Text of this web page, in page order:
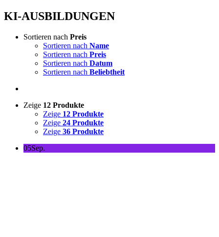
KI-AUSBILDUNGEN
Sortieren nach Preis
Sortieren nach Name
Sortieren nach Preis
Sortieren nach Datum
Sortieren nach Beliebtheit
Zeige 12 Produkte
Zeige 12 Produkte
Zeige 24 Produkte
Zeige 36 Produkte
05Sep.